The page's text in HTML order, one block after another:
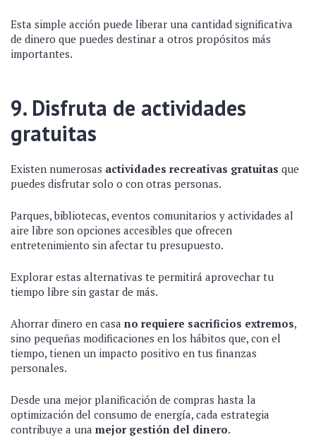
Esta simple acción puede liberar una cantidad significativa
de dinero que puedes destinar a otros propósitos más
importantes.
9. Disfruta de actividades
gratuitas
Existen numerosas actividades recreativas gratuitas que
puedes disfrutar solo o con otras personas.
Parques, bibliotecas, eventos comunitarios y actividades al
aire libre son opciones accesibles que ofrecen
entretenimiento sin afectar tu presupuesto.
Explorar estas alternativas te permitirá aprovechar tu
tiempo libre sin gastar de más.
Ahorrar dinero en casa no requiere sacrificios extremos,
sino pequeñas modificaciones en los hábitos que, con el
tiempo, tienen un impacto positivo en tus finanzas
personales.
Desde una mejor planificación de compras hasta la
optimización del consumo de energía, cada estrategia
contribuye a una mejor gestión del dinero.